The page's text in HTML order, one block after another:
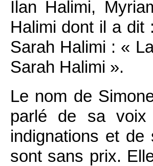
Ilan Halimi,
Halimi dont il a dit
Sarah Halimi : «
Sarah Halimi ».
Le nom de
parlé de sa voix
indignations et
sont sans prix.